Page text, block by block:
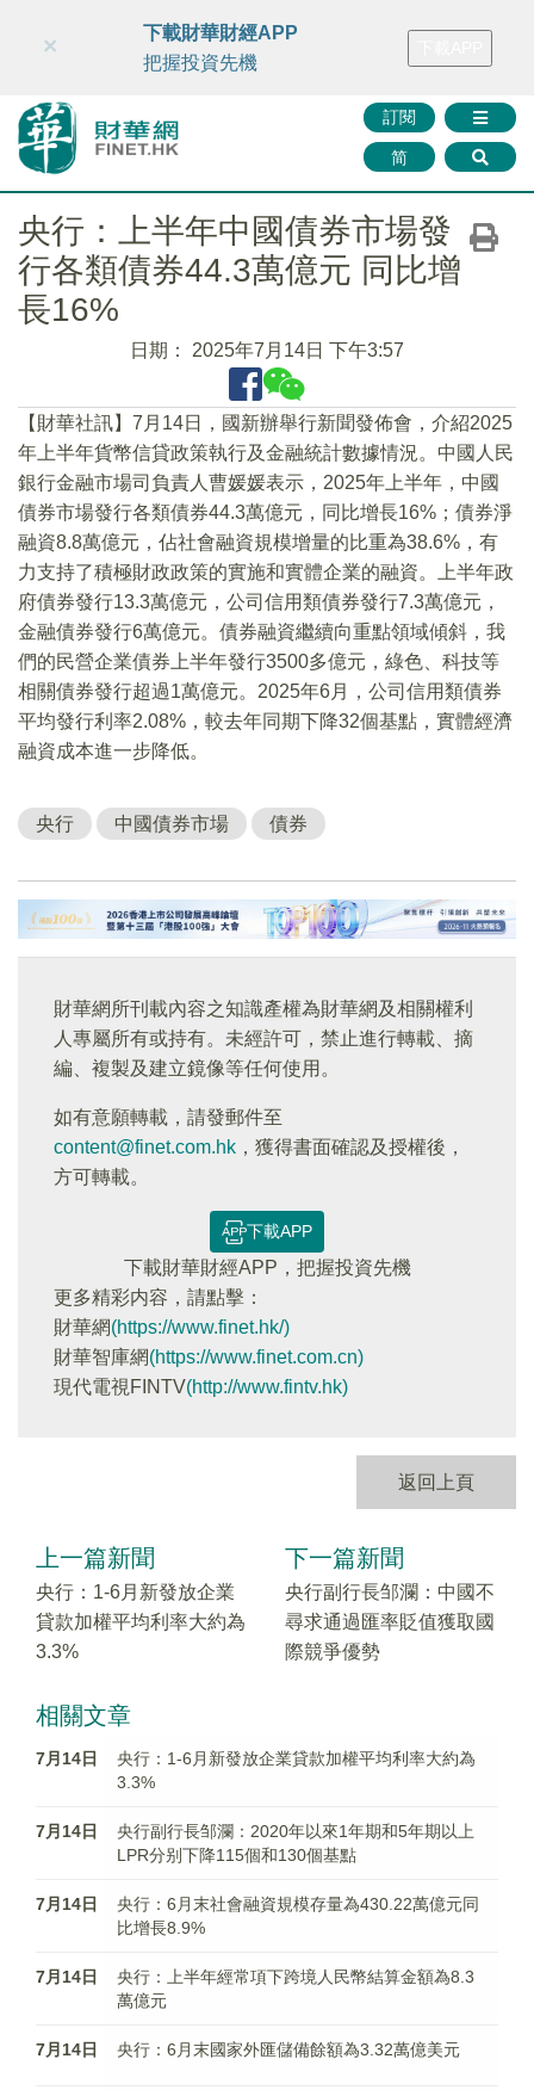
財華智庫網 FINTV FINMETA 財華證券 媒體矩陣
訂閱
简
×
下載財華財經APP
把握投資先機
央行：上半年中國債券市場發
行各類債券44.3萬億元 同比增
長16%
日期： 2025年7月14日 下午3:57
【財華社訊】7月14日，國新辦舉行新聞發佈會，介紹2025
年上半年貨幣信貸政策執行及金融統計數據情況。中國人民
銀行金融市場司負責人曹媛媛表示，2025年上半年，中國
債券市場發行各類債券44.3萬億元，同比增長16%；債券淨
融資8.8萬億元，佔社會融資規模增量的比重為38.6%，有
力支持了積極財政政策的實施和實體企業的融資。上半年政
府債券發行13.3萬億元，公司信用類債券發行7.3萬億元，
金融債券發行6萬億元。債券融資繼續向重點領域傾斜，我
們的民營企業債券上半年發行3500多億元，綠色、科技等
相關債券發行超過1萬億元。2025年6月，公司信用類債券
平均發行利率2.08%，較去年同期下降32個基點，實體經濟
融資成本進一步降低。
央行 中國債券市場 債券
財華網所刊載內容之知識產權為財華網及相關權利
人專屬所有或持有。未經許可，禁止進行轉載、摘
編、複製及建立鏡像等任何使用。
如有意願轉載，請發郵件至
content@finet.com.hk ，獲得書面確認及授權後，
方可轉載。
下載APP
下載財華財經APP，把握投資先機
更多精彩内容，請點擊：
財華網(https://www.finet.hk/)
財華智庫網(https://www.finet.com.cn)
現代電視FINTV(http://www.fintv.hk)
返回上頁
上一篇新聞
央行：1-6月新發放企業
貸款加權平均利率大約為
3.3%
下一篇新聞
央行副行長邹瀾：中國不
尋求通過匯率貶值獲取國
際競爭優勢
相關文章
7月14日
央行：1-6月新發放企業貸款加權平均利率大約為
3.3%
7月14日
央行副行長邹瀾：2020年以來1年期和5年期以上
LPR分别下降115個和130個基點
7月14日
央行：6月末社會融資規模存量為430.22萬億元同
比增長8.9%
7月14日
央行：上半年經常項下跨境人民幣結算金額為8.3
萬億元
7月14日 央行：6月末國家外匯儲備餘額為3.32萬億美元